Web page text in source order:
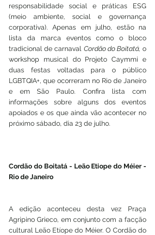
responsabilidade social e práticas ESG
(meio ambiente, social e governança
corporativa). Apenas em julho, estão na
lista da marca eventos como o bloco
tradicional de carnaval Cordão do Boitatá, o
workshop musical do Projeto Caymmi e
duas festas voltadas para o público
LGBTQIA+, que ocorreram no Rio de Janeiro
e em São Paulo. Confira lista com
informações sobre alguns dos eventos
apoiados e os que ainda vão acontecer no
próximo sábado, dia 23 de julho.
Cordão do Boitatá - Leão Etiope do Méier -
Rio de Janeiro
A edição aconteceu desta vez Praça
Agripino Grieco, em conjunto com a facção
cultural Leão Etíope do Méier. O Cordão do